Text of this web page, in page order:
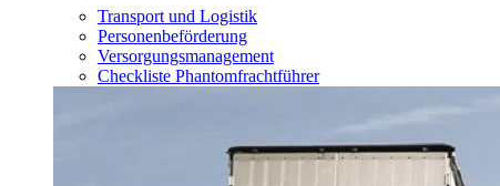
Transport und Logistik
Personenbeförderung
Versorgungsmanagement
Checkliste Phantomfrachtführer